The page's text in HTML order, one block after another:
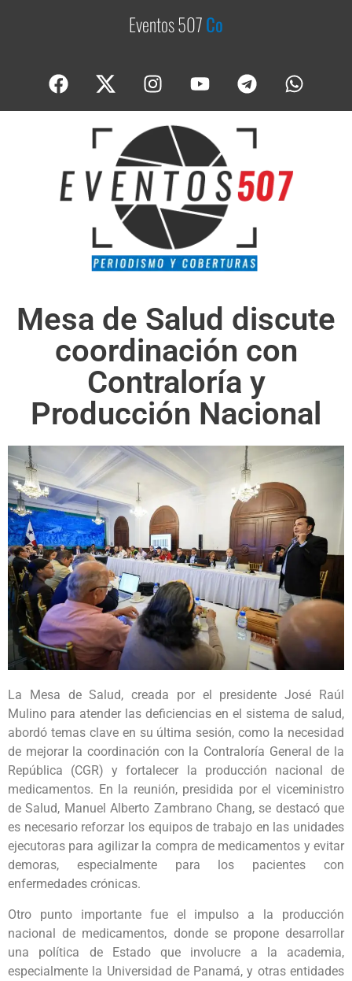
Eventos 507Cob
Mesa de Salud discute
coordinación con
Contraloría y
Producción Nacional
La Mesa de Salud, creada por el presidente José Raúl
Mulino para atender las deficiencias en el sistema de salud,
abordó temas clave en su última sesión, como la necesidad
de mejorar la coordinación con la Contraloría General de la
República (CGR) y fortalecer la producción nacional de
medicamentos. En la reunión, presidida por el viceministro
de Salud, Manuel Alberto Zambrano Chang, se destacó que
es necesario reforzar los equipos de trabajo en las unidades
ejecutoras para agilizar la compra de medicamentos y evitar
demoras, especialmente para los pacientes con
enfermedades crónicas.
Otro punto importante fue el impulso a la producción
nacional de medicamentos, donde se propone desarrollar
una política de Estado que involucre a la academia,
especialmente la Universidad de Panamá, y otras entidades